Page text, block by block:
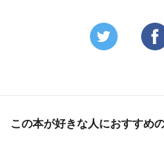
この本が好きな人におすすめ